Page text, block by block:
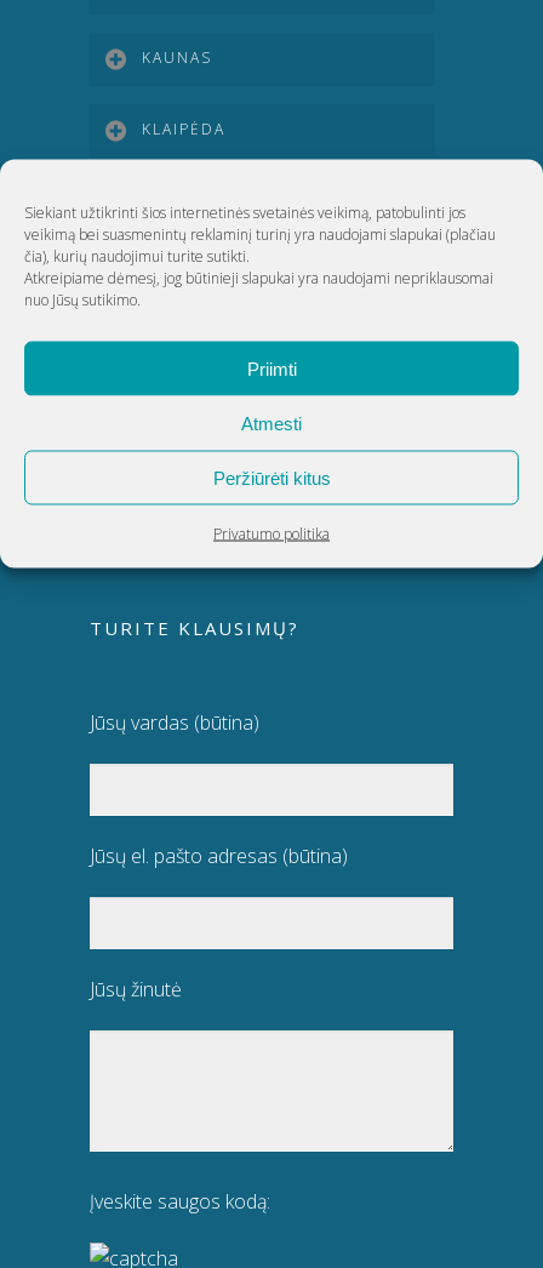
Siekiant užtikrinti šios internetinės svetainės veikimą, patobulinti jos
veikimą bei suasmenintų reklaminį turinį yra naudojami slapukai (plačiau
čia), kurių naudojimui turite sutikti.
Atkreipiame dėmesį, jog būtinieji slapukai yra naudojami nepriklausomai
nuo Jūsų sutikimo.
Priimti
Atmesti
Peržiūrėti kitus
Privatumo politika
KAUNAS
KLAIPĖDA
UAB Akvatechnika
Adresas: Dunojaus g. 20, Vilnius
Įmonės kodas: 124389034
info@akvatechnika.lt
facebook.com/HotSpringLietuva/
TURITE KLAUSIMŲ?
Jūsų vardas (būtina)
Jūsų el. pašto adresas (būtina)
Jūsų žinutė
Įveskite saugos kodą: